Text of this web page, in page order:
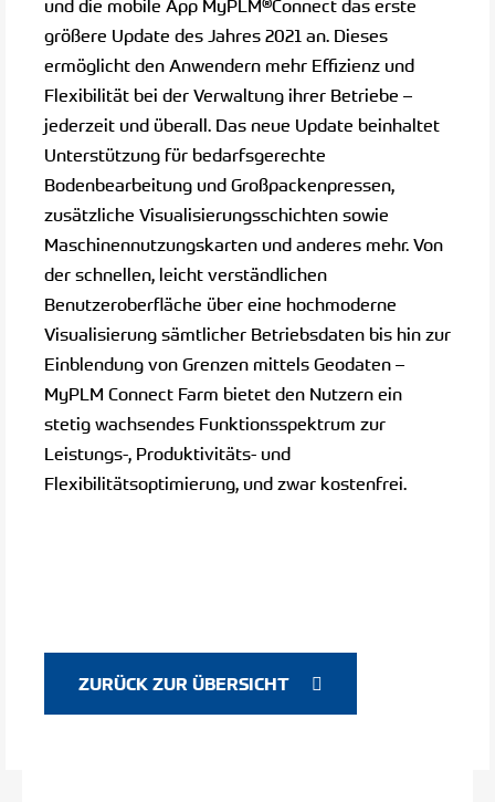
und die mobile App MyPLM®Connect das erste
größere Update des Jahres 2021 an. Dieses
ermöglicht den Anwendern mehr Effizienz und
Flexibilität bei der Verwaltung ihrer Betriebe –
jederzeit und überall. Das neue Update beinhaltet
Unterstützung für bedarfsgerechte
Bodenbearbeitung und Großpackenpressen,
zusätzliche Visualisierungsschichten sowie
Maschinennutzungskarten und anderes mehr. Von
der schnellen, leicht verständlichen
Benutzeroberfläche über eine hochmoderne
Visualisierung sämtlicher Betriebsdaten bis hin zur
Einblendung von Grenzen mittels Geodaten –
MyPLM Connect Farm bietet den Nutzern ein
stetig wachsendes Funktionsspektrum zur
Leistungs-, Produktivitäts- und
Flexibilitätsoptimierung, und zwar kostenfrei.
ZURÜCK ZUR ÜBERSICHT